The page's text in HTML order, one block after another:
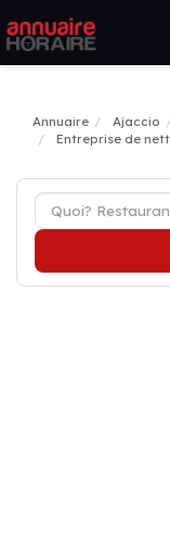
Annuaire Ajaccio
Entreprise de